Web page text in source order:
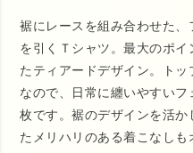
裾にレースを組み合わせた
を引くＴシャツ。最大のポ
たティアードデザイン。ト
なので、日常に纏いやすい
枚です。裾のデザインを活
たメリハリのある着こなし